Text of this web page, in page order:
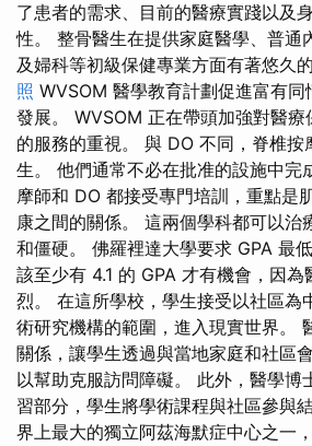
了患者的需求、目前的醫療實踐以及
性。 整骨醫生在提供家庭醫學、普通
及婦科等初級保健專業方面有著悠久
照 WVSOM 醫學教育計劃促進富有同
發展。 WVSOM 正在帶頭加強對醫療
的服務的重視。 與 DO 不同，脊椎按
生。 他們通常不必在批准的設施中完
摩師和 DO 都接受專門培訓，重點是
康之間的關係。 這兩個學科都可以治
和僵硬。 佛羅裡達大學要求 GPA 最
該至少有 4.1 的 GPA 才有機會，因為
烈。 在這所學校，學生接受以社區為
術研究機構的範圍，進入現實世界。
關係，讓學生透過與當地家庭和社區
以幫助克服訪問障礙。 此外，醫學博
習部分，學生將學術課程與社區參與
界上最大的獨立阿茲海默症中心之一